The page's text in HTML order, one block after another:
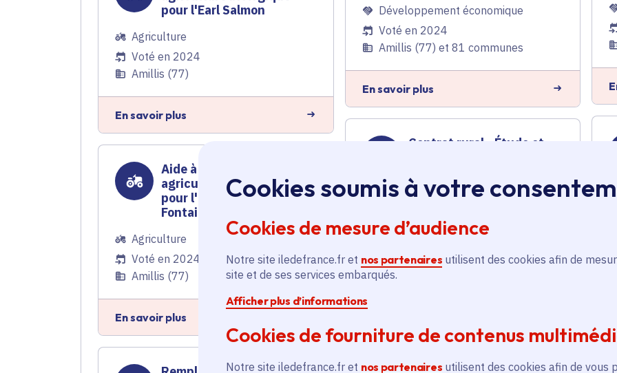
Cookies soumis à votre
Cookies de mesure d’audience
Notre site iledefrance.fr et nos partenaires utilisent des cookies afin de
site et de ses services embarqués.
Afficher plus d’informations
Cookies de fourniture de contenus
Notre site iledefrance.fr et nos partenaires utilisent des cookies afin de vous
pour l'Earl Salmon
Agriculture
Voté en 2024
Amillis (77)
En savoir plus
Développement économique
Voté en 2024
Amillis (77) et 81 communes
En savoir plus
Aide à la certification en
agriculture biologique
pour l'Earl de la Petite
Fontaine
Agriculture
Voté en 2024
Amillis (77)
En savoir plus
Contrat rural - Étude et
Tourisme Ruralité,
Voté en 2024
Amillis (77) et 81 communes
agriculture biologique